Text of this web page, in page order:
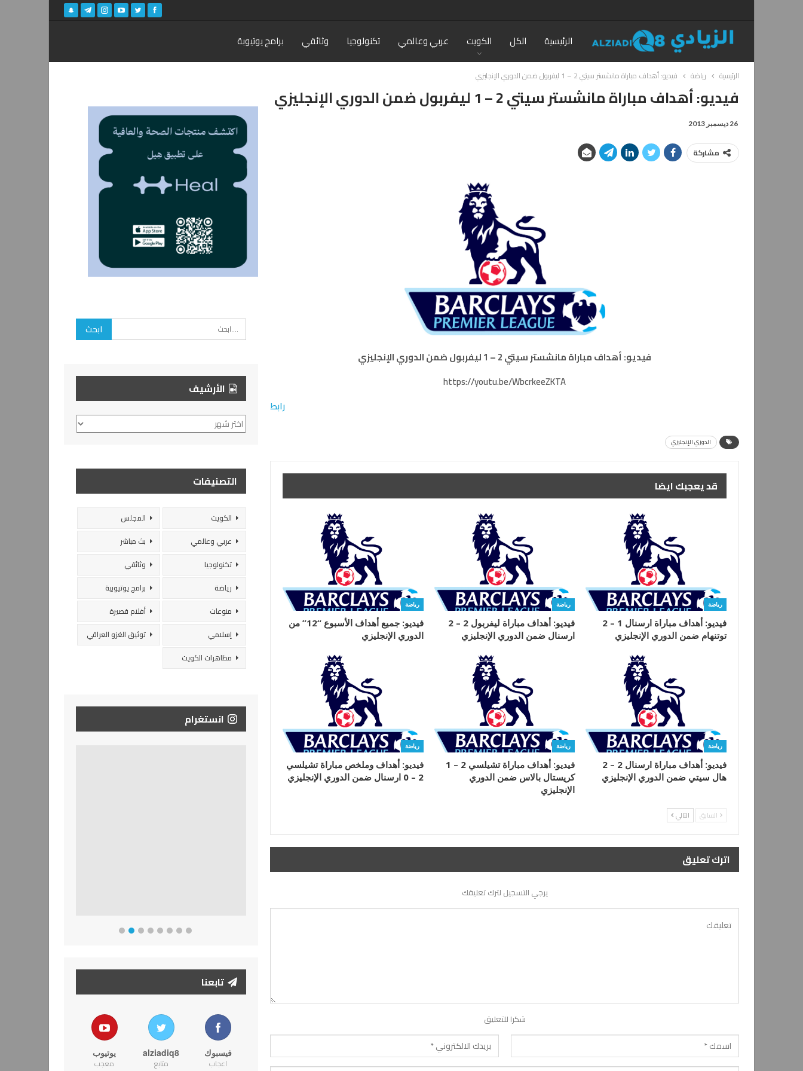
الرئيسية الكل الكويت عربي وعالمي تكنولوجيا وثائقي برامج يوتيوبة
الرئيسية رياضة فيديو: أهداف مباراة مانشستر سيتي 2 – 1 ليفربول ضمن الدوري الإنجليزي
فيديو: أهداف مباراة مانشستر سيتي 2 – 1 ليفربول ضمن الدوري الإنجليزي
26 ديسمبر 2013
مشاركة
فيديو: أهداف مباراة مانشستر سيتي 2 – 1 ليفربول ضمن الدوري الإنجليزي
https://youtu.be/WbcrkeeZKTA
رابط
الدوري الإنجليزي
قد يعجبك ايضا
رياضة
فيديو: أهداف مباراة ارسنال 1 – 2
توتنهام ضمن الدوري الإنجليزي
رياضة
فيديو: أهداف مباراة ليفربول 2 – 2
ارسنال ضمن الدوري الإنجليزي
رياضة
فيديو: جميع أهداف الأسبوع “12” من
الدوري الإنجليزي
رياضة
فيديو: أهداف مباراة ارسنال 2 – 2
هال سيتي ضمن الدوري الإنجليزي
رياضة
فيديو: أهداف مباراة تشيلسي 2 – 1
كريستال بالاس ضمن الدوري
الإنجليزي
رياضة
فيديو: أهداف وملخص مباراة تشيلسي
2 – 0 ارسنال ضمن الدوري الإنجليزي
السابق التالي
اترك تعليق
يرجي التسجيل لترك تعليقك
شكرا للتعليق
الأرشيف
الأرشيف
التصنيفات
الكويت
المجلس
عربي وعالمي
بث مباشر
تكنولوجيا
وثائقي
رياضة
برامج يوتيوبية
منوعات
أفلام قصيرة
إسلامي
توثيق الغزو العراقي
مظاهرات الكويت
انستغرام
تابعنا
فيسبوك
اعجاب
alziadiq8
متابع
يوتيوب
معجب